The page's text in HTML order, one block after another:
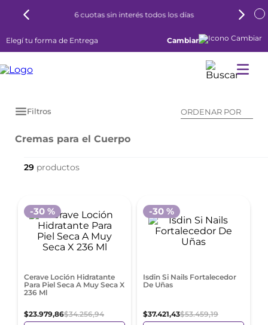
6 cuotas sin interés todos los días
Elegí tu forma de Entrega Cambiar
Filtros ORDENAR POR
Cremas para el Cuerpo
29
Cerave Loción Hidratante
Para Piel Seca A Muy Seca X
236 Ml
$23.979,86$34.256,94
-30 %
Isdin Si Nails Fortalecedor
De Uñas
$37.421,43$53.459,19
-30 %